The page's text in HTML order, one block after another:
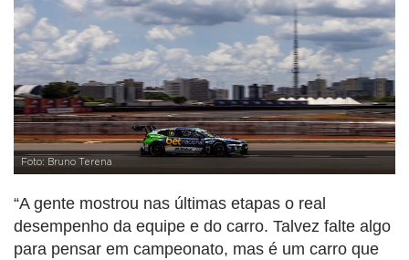
Foto: Bruno Terena
“A gente mostrou nas últimas etapas o real
desempenho da equipe e do carro. Talvez falte algo
para pensar em campeonato, mas é um carro que